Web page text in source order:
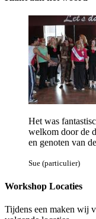
Het was
welkom door de
en genoten van
Sue (particulier)
Workshop Locaties
Tijdens een maken wij